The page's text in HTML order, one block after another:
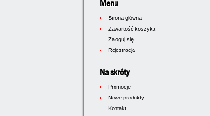
Menu
Strona główna
Zawartość koszyka
Zaloguj się
Rejestracja
Na skróty
Promocje
Nowe produkty
Kontakt